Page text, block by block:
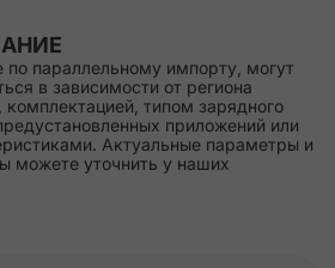
параллельному импорту, могут
в зависимости от региона
типом зарядного
приложений или
Актуальные параметры и
можете уточнить у наших